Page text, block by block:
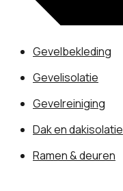
Gevelbekleding
Gevelisolatie
Gevelreiniging
Dak en dakisolatie
Ramen & deuren